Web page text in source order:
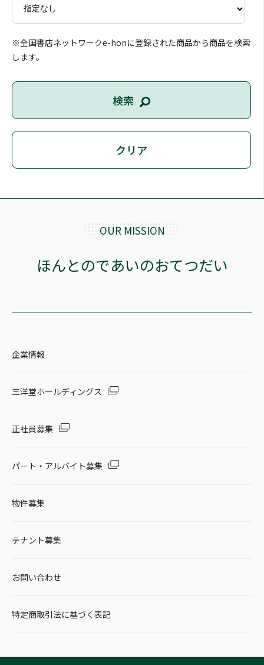
※全国書店ネットワークe-honに登録された商品から商品を検索
します。
検索
クリア
OUR MISSION
ほんとのであいのおてつだい
企業情報
三洋堂ホールディングス
正社員募集
パート・アルバイト募集
物件募集
テナント募集
お問い合わせ
特定商取引法に基づく表記